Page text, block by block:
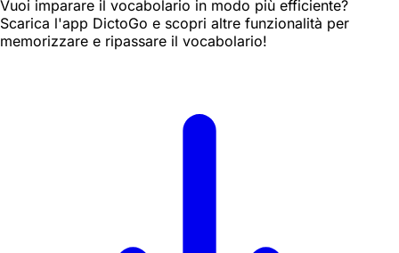
Vuoi imparare il vocabolario in modo più efficiente?
Scarica l'app DictoGo e scopri altre funzionalità per
memorizzare e ripassare il vocabolario!